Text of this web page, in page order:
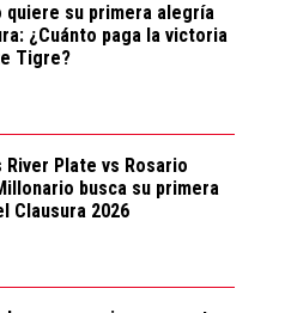
quiere su primera alegría
¿Cuánto paga la victoria
Tigre?
Plate vs Rosario
busca su primera
Clausura 2026